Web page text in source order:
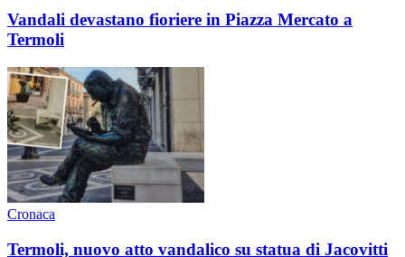
Vandali devastano fioriere in Piazza Mercato a
Termoli
Cronaca
Termoli, nuovo atto vandalico su statua di Jacovitti